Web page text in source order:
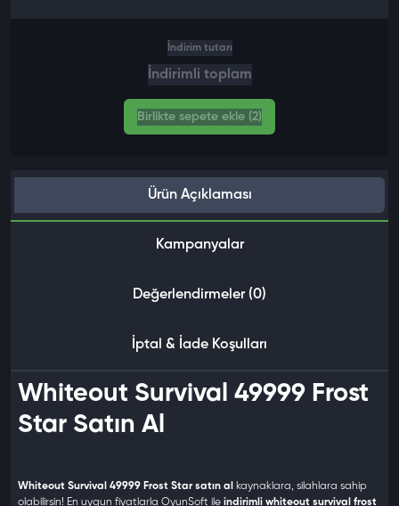
İndirim tutarı
İndirimli toplam
Birlikte sepete ekle (2)
Ürün Açıklaması
Kampanyalar
Değerlendirmeler (0)
İptal & İade Koşulları
Whiteout Survival 49999 Frost
Star Satın Al
Whiteout Survival 49999 Frost Star satın al
kaynaklara, silahlara sahip
olabilirsin! En uygun fiyatlarla OyunSoft ile indirimli whiteout survival frost